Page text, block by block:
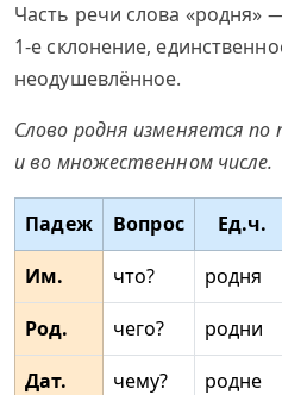
Часть речи слова «родня»
1-е склонение,
неодушевлённое.
Слово родня изменяется
и во множественном числе.
Падеж Вопрос Ед.ч.
Им.
что? родня
Род.
чего? родни
Дат.
чему? родне